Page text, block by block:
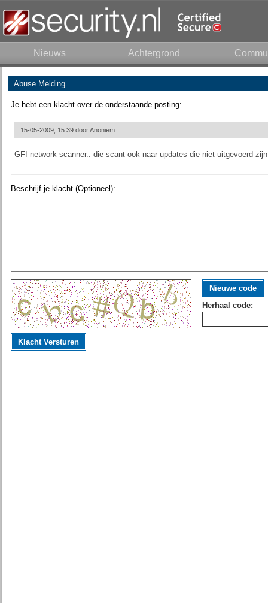
Nieuws Achtergrond
Abuse Melding
Je hebt een klacht over de onderstaande posting:
15-05-2009, 15:39 doorAnoniem
GFI network scanner.. die scant ook naar updates die niet uitgevoerd
Beschrijf je klacht (Optioneel):
Nieuwe code
Herhaal code:
Klacht Versturen